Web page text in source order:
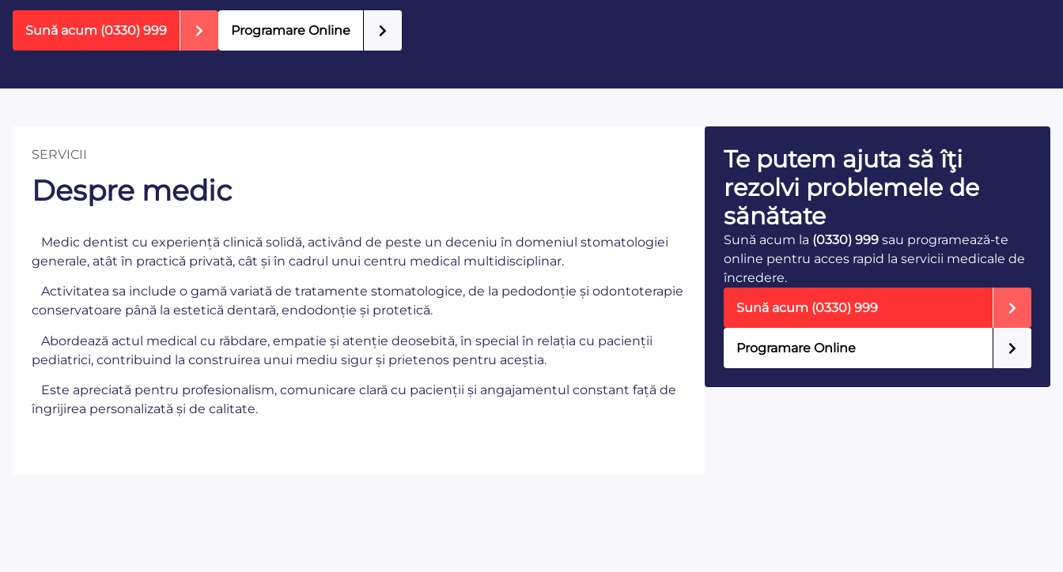
Sună acum (0330) 999 Programare Online
SERVICII
Despre medic
Medic dentist cu experiență clinică solidă, activând de peste un deceniu în domeniul stomatologiei
generale, atât în practică privată, cât și în cadrul unui centru medical multidisciplinar.
Activitatea sa include o gamă variată de tratamente stomatologice, de la pedodonție și odontoterapie
conservatoare până la estetică dentară, endodonție și protetică.
Abordează actul medical cu răbdare, empatie și atenție deosebită, în special în relația cu pacienții
pediatrici, contribuind la construirea unui mediu sigur și prietenos pentru aceștia.
Este apreciată pentru profesionalism, comunicare clară cu pacienții și angajamentul constant față de
îngrijirea personalizată și de calitate.
Te putem ajuta să îţi
rezolvi problemele de
sănătate
Sună acum la (0330) 999sau programează-te
online pentru acces rapid la servicii medicale de
încredere.
Sună acum (0330) 999
Programare Online